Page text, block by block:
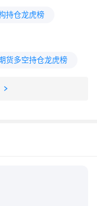
持仓龙虎榜
货多空持仓龙虎榜